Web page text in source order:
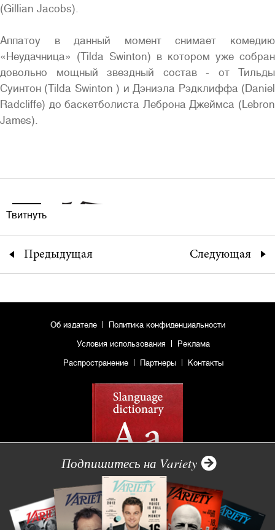
(Gillian Jacobs).
Аппатоу в данный момент снимает комедию
«Неудачница» (Tilda Swinton) в котором уже собран
довольно мощный звездный состав - от Тильды
Суинтон (Tilda Swinton ) и Дэниэла Рэдклиффа (Daniel
Radcliffe) до баскетболиста Леброна Джеймса (Lebron
James).
Твитнуть
Предыдущая Следующая
Об издателе Политика конфиденциальности
Условия использования Реклама
Распространение Партнеры Контакты
Подпишитесь на Variety